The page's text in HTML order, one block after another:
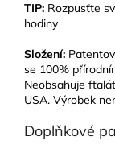
TIP: Rozpusťte
hodiny
Složení:
se 100%
Neobsahuje
USA. Výrobek
Doplňkové